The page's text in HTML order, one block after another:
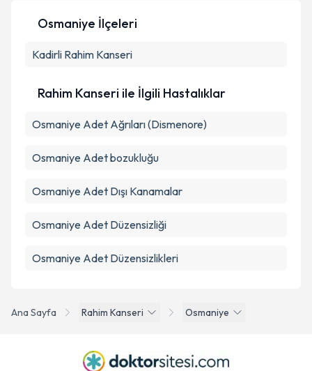
Metni'ni okudum ve kişisel verilerimin belirtilen
Ana Sayfa Rahim Kanseri Osmaniye
Osmaniye İlçeleri
Kadirli Rahim Kanseri
Rahim Kanseri ile İlgili Hastalıklar
Osmaniye Adet Ağrıları (Dismenore)
Osmaniye Adet bozukluğu
Osmaniye Adet Dışı Kanamalar
Osmaniye Adet Düzensizliği
Osmaniye Adet Düzensizlikleri